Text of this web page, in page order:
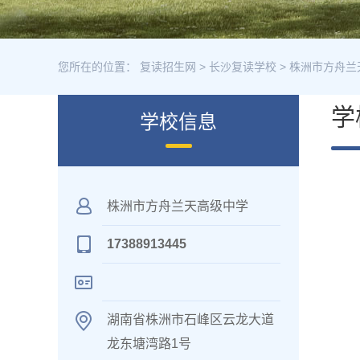
您所在的位置： 复读招生网 > 长沙复读学校 > 株洲市方舟兰
学校信息
株洲市方舟兰天高级中学
17388913445
湖南省株洲市石峰区云龙大道
龙东塘湾路1号